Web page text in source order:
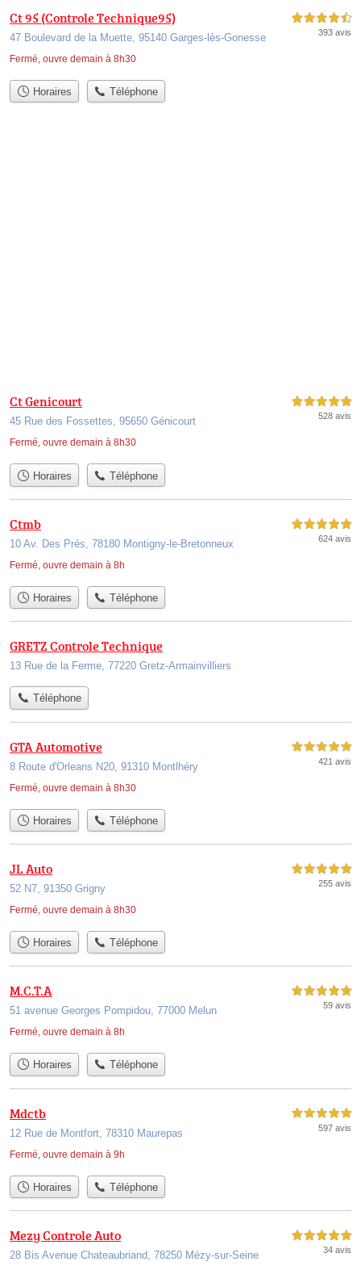
Ct 95 (Controle Technique95)
47 Boulevard de la Muette, 95140 Garges-lès-Gonesse
Fermé, ouvre demain à 8h30
4,5 étoiles sur 5
393 avis
Horaires Téléphone
Ct Genicourt
45 Rue des Fossettes, 95650 Génicourt
Fermé, ouvre demain à 8h30
5,0 étoiles sur 5
528 avis
Horaires Téléphone
Ctmb
10 Av. Des Prés, 78180 Montigny-le-Bretonneux
Fermé, ouvre demain à 8h
5,0 étoiles sur 5
624 avis
Horaires Téléphone
GRETZ Controle Technique
13 Rue de la Ferme, 77220 Gretz-Armainvilliers
Téléphone
GTA Automotive
8 Route d'Orleans N20, 91310 Montlhéry
Fermé, ouvre demain à 8h30
5,0 étoiles sur 5
421 avis
Horaires Téléphone
JL Auto
52 N7, 91350 Grigny
Fermé, ouvre demain à 8h30
5,0 étoiles sur 5
255 avis
Horaires Téléphone
M.C.T.A
51 avenue Georges Pompidou, 77000 Melun
Fermé, ouvre demain à 8h
5,0 étoiles sur 5
59 avis
Horaires Téléphone
Mdctb
12 Rue de Montfort, 78310 Maurepas
Fermé, ouvre demain à 9h
5,0 étoiles sur 5
597 avis
Horaires Téléphone
Mezy Controle Auto
28 Bis Avenue Chateaubriand, 78250 Mézy-sur-Seine
5,0 étoiles sur 5
34 avis